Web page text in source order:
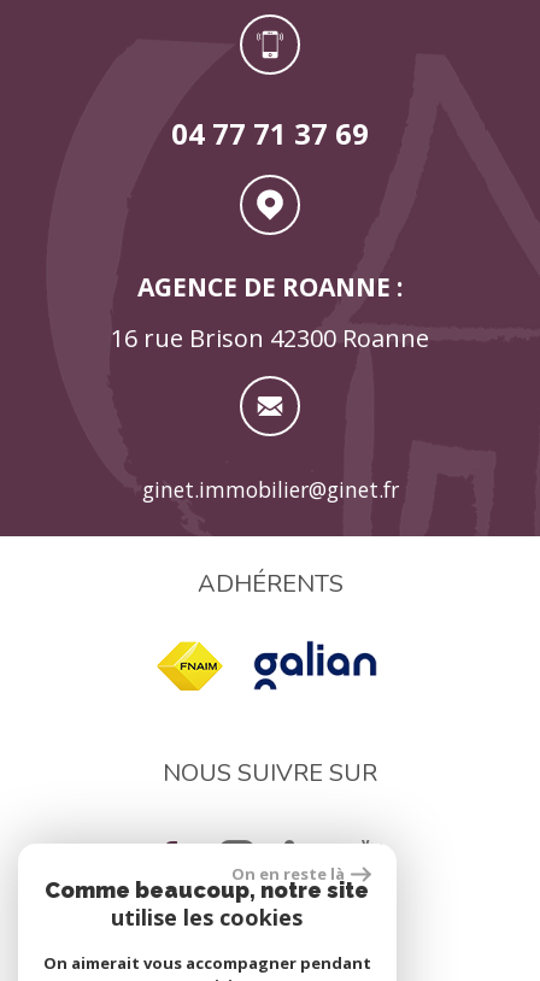
04 77 71 37 69
AGENCE DE ROANNE :
16 rue Brison 42300 Roanne
ginet.immobilier@ginet.fr
ADHÉRENTS
NOUS SUIVRE SUR
réalisé par
On en reste là
Comme beaucoup, notre site
utilise les cookies
On aimerait vous accompagner pendant